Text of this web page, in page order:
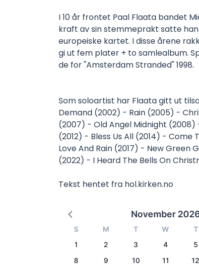
I 10 år frontet Paal Flaata bandet
kraft av sin stemmeprakt satte
europeiske kartet. I disse årene
gi ut fem plater + to samlealbum.
de for "Amsterdam Stranded" 1998.
Som soloartist har Flaata gitt ut
Demand (2002) - Rain (2005) -
(2007) - Old Angel Midnight (2008)
(2012) - Bless Us All (2014) - Come
Love And Rain (2017) - New Green
(2022) - I Heard The Bells On
Tekst hentet fra hol.kirken.no
November
S M T W T
1
2 3 4 5
8
9 10 11 12